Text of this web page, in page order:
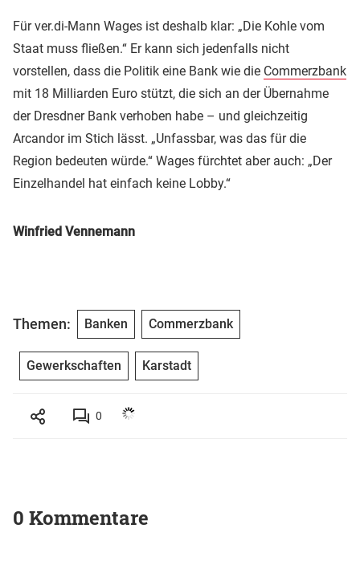
Für ver.di-Mann Wages ist deshalb klar: „Die Kohle vom
Staat muss fließen.“ Er kann sich jedenfalls nicht
vorstellen, dass die Politik eine Bank wie die Commerzbank
mit 18 Milliarden Euro stützt, die sich an der Übernahme
der Dresdner Bank verhoben habe – und gleichzeitig
Arcandor im Stich lässt. „Unfassbar, was das für die
Region bedeuten würde.“ Wages fürchtet aber auch: „Der
Einzelhandel hat einfach keine Lobby.“
Winfried Vennemann
Themen: Banken Commerzbank
Gewerkschaften Karstadt
0
0 Kommentare